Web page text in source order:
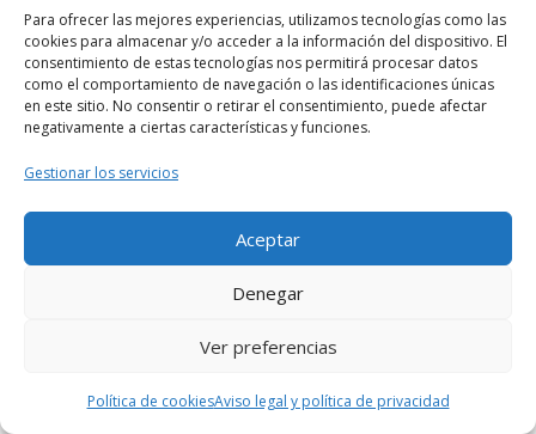
Para ofrecer las mejores experiencias, utilizamos tecnologías como las
cookies para almacenar y/o acceder a la información del dispositivo. El
consentimiento de estas tecnologías nos permitirá procesar datos
como el comportamiento de navegación o las identificaciones únicas
en este sitio. No consentir o retirar el consentimiento, puede afectar
negativamente a ciertas características y funciones.
Gestionar los servicios
Aceptar
Denegar
Ver preferencias
Política de cookiesAviso legal y política de privacidad